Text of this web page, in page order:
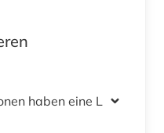
haben eine Lizenz